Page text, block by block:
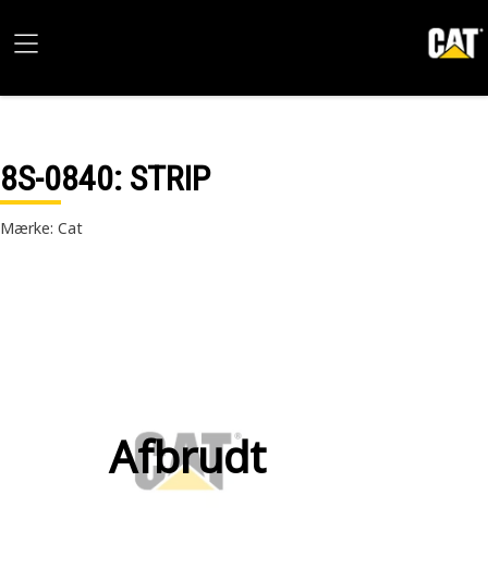
8S-0840: STRIP
Mærke: Cat
Afbrudt